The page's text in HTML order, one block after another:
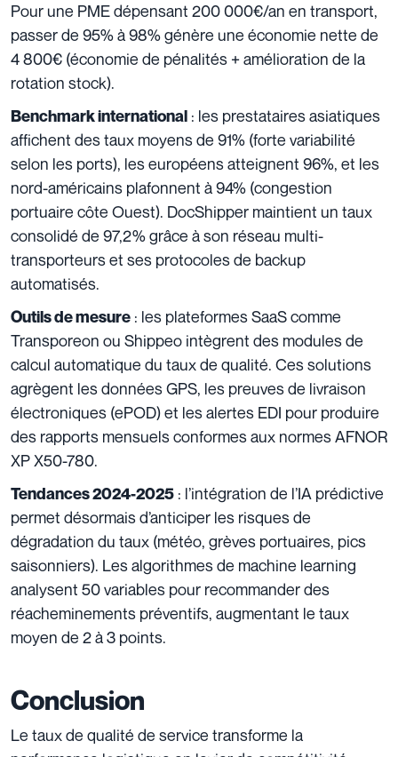
Pour une PME dépensant 200 000€/an en transport,
passer de 95% à 98% génère une économie nette de
4 800€ (économie de pénalités + amélioration de la
rotation stock).
Benchmark international : les prestataires asiatiques
affichent des taux moyens de 91% (forte variabilité
selon les ports), les européens atteignent 96%, et les
nord-américains plafonnent à 94% (congestion
portuaire côte Ouest). DocShipper maintient un taux
consolidé de 97,2% grâce à son réseau multi-
transporteurs et ses protocoles de backup
automatisés.
Outils de mesure : les plateformes SaaS comme
Transporeon ou Shippeo intègrent des modules de
calcul automatique du taux de qualité. Ces solutions
agrègent les données GPS, les preuves de livraison
électroniques (ePOD) et les alertes EDI pour produire
des rapports mensuels conformes aux normes AFNOR
XP X50-780.
Tendances 2024-2025 : l’intégration de l’IA prédictive
permet désormais d’anticiper les risques de
dégradation du taux (météo, grèves portuaires, pics
saisonniers). Les algorithmes de machine learning
analysent 50 variables pour recommander des
réacheminements préventifs, augmentant le taux
moyen de 2 à 3 points.
Conclusion
Le taux de qualité de service transforme la